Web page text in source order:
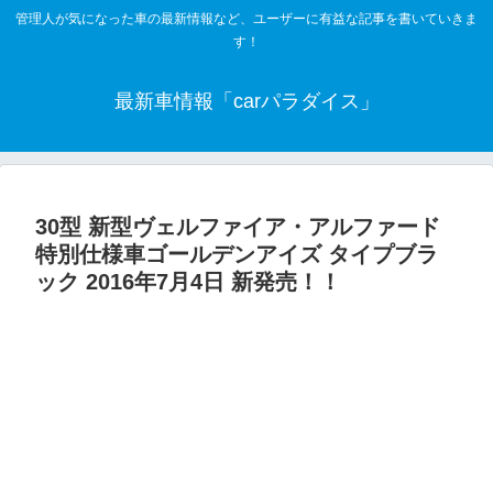
管理人が気になった車の最新情報など、ユーザーに有益な記事を書いていきま
す！
最新車情報「carパラダイス」
30型 新型ヴェルファイア・アルファード
特別仕様車ゴールデンアイズ タイプブラ
ック 2016年7月4日 新発売！！